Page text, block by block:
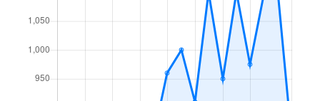
あいの里公園
麻生町
2,200万円 麻生
北６条西
1,200万円 札幌(ＪＲ)